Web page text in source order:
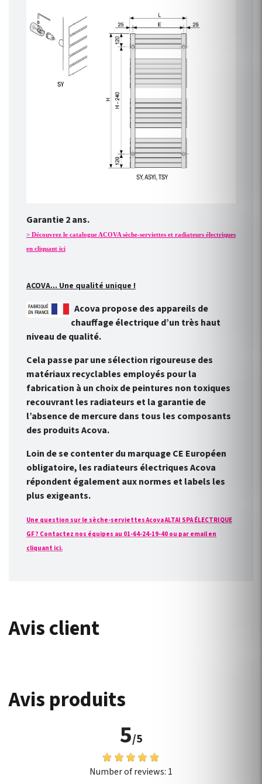
Garantie 2 ans.
> Découvrez le catalogue ACOVA sèche-serviettes et radiateurs électriques
en cliquant ici
ACOVA... Une qualité unique !
Acova propose des appareils de
chauffage électrique d’un très haut
niveau de qualité.
Cela passe par une sélection rigoureuse des
matériaux recyclables employés pour la
fabrication à un choix de peintures non toxiques
recouvrant les radiateurs et la garantie de
l’absence de mercure dans tous les composants
des produits Acova.
Loin de se contenter du marquage CE Européen
obligatoire, les radiateurs électriques Acova
répondent également aux normes et labels les
plus exigeants.
Une question sur le sèche-serviettes Acova ALTAI SPA ÉLECTRIQUE
GF ? Contactez nos équipes au 01-64-24-19-40 ou par email en
cliquant ici.
Avis client
Avis produits
5/5
Number of reviews: 1